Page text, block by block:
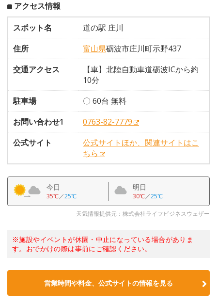
アクセス情報
スポット名
道の駅 庄川
住所
富山県砺波市庄川町示野437
交通アクセス
【車】北陸自動車道砺波ICから約
10分
駐車場
〇 60台 無料
お問い合わせ1
0763-82-7779
公式サイト
公式サイトほか、関連サイトはこ
ちら
今日
35℃／25℃
明日
30℃／25℃
天気情報提供元：株式会社ライフビジネスウェザー
※施設やイベントが休園・中止になっている場合がありま
す。おでかけの際は事前にご確認ください。
営業時間や料金、公式サイトの情報を見る